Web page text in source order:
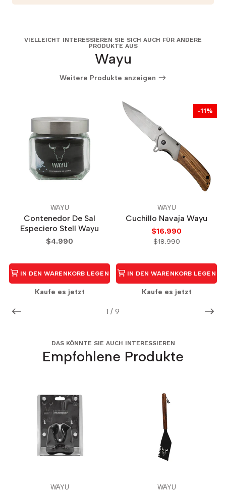
VIELLEICHT INTERESSIEREN SIE SICH AUCH FÜR ANDERE
PRODUKTE AUS
Wayu
Weitere Produkte anzeigen
1 / 9
WAYU
Contenedor De Sal
Especiero Stell Wayu
$4.990
IN DEN WARENKORB LEGEN
Kaufe es jetzt
-11%
WAYU
Cuchillo Navaja Wayu
$16.990
$18.990
IN DEN WARENKORB LEGEN
Kaufe es jetzt
DAS KÖNNTE SIE AUCH INTERESSIEREN
Empfohlene Produkte
WAYU WAYU